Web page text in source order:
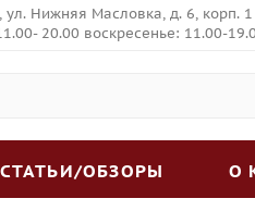
ул. Нижняя Масловка, д. 6, корп. 1
20.00 воскресенье: 11.00-
СТАТЬИ/ОБЗОРЫ О